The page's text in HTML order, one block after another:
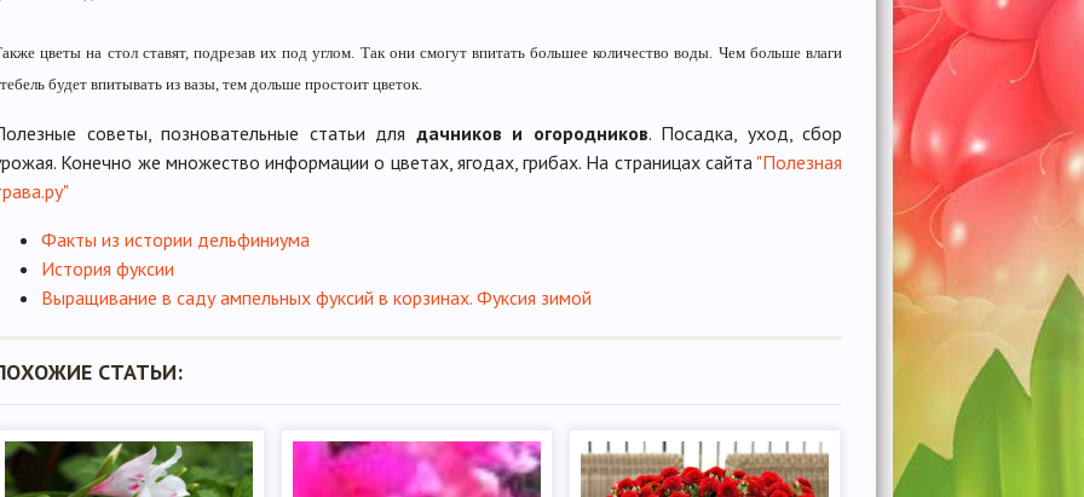
цветы на стол ставят, подрезав их под углом. Так они смогут впитать большее количество воды. Чем больше влаги
будет впитывать из вазы, тем дольше простоит цветок.
советы, позновательные статьи для дачников и огородников. Посадка, уход, сбор
Конечно же множество информации о цветах, ягодах, грибах. На страницах сайта "Полезная
Факты из истории дельфиниума
История фуксии
Выращивание в саду ампельных фуксий в корзинах. Фуксия зимой
СТАТЬИ: